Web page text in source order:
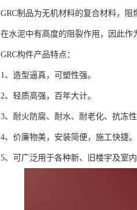
GRC制品为无机材料的复合材料，
在水泥中有高度的阻裂作用，因此作
GRC构件产品特点：
1、造型逼真，可塑性强。
2、轻质高强，百年大计。
3、耐火防腐、耐水、耐老化、抗冻性
4、价廉物美，安装简便，施工快捷。
5、可广泛用于各种新、旧楼宇及室